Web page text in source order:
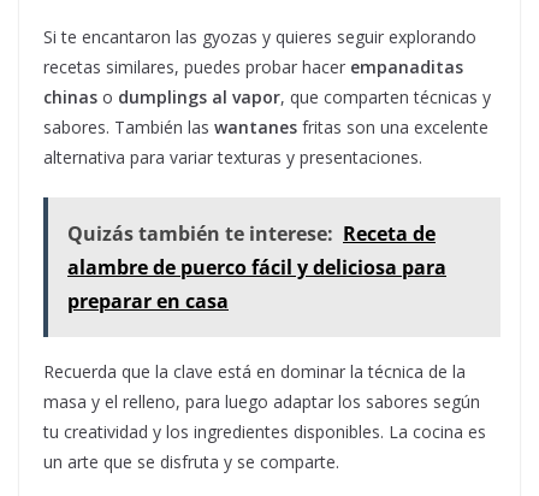
Si te encantaron las gyozas y quieres seguir explorando
recetas similares, puedes probar hacer empanaditas
chinas o dumplings al vapor, que comparten técnicas y
sabores. También las wantanes fritas son una excelente
alternativa para variar texturas y presentaciones.
Quizás también te interese: Receta de
alambre de puerco fácil y deliciosa para
preparar en casa
Recuerda que la clave está en dominar la técnica de la
masa y el relleno, para luego adaptar los sabores según
tu creatividad y los ingredientes disponibles. La cocina es
un arte que se disfruta y se comparte.